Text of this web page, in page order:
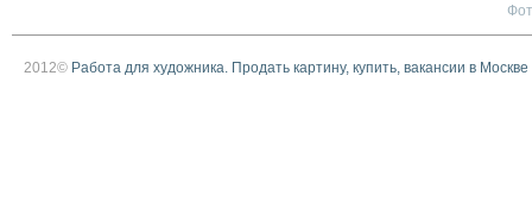
2012© Работа для художника. Продать картину, купить, вакансии в Москве